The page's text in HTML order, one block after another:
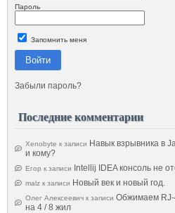
Пароль
Запомнить меня
Войти
Забыли пароль?
Последние комментарии
Xenobyte к записи Навык взрывника в
и кому?
Егор к записи Intellij IDEA консоль не
malz к записи Новый век и новый год.
Олег Алексеевич к записи Обжимаем RJ-
на 4 / 8 жил